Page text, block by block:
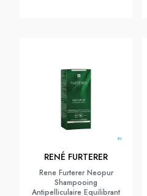
RENÉ FURTERER
Rene Furterer Neopur
Shampooing
Antipelliculaire Equilibrant